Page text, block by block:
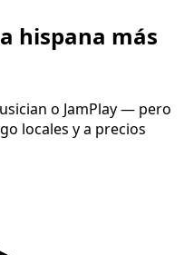
hispana más
o JamPlay — pero
locales y a precios